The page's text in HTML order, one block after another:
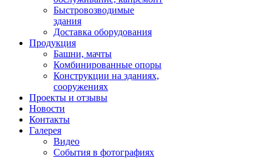
Быстровозводимые
здания
Доставка оборудования
Продукция
Башни, мачты
Комбинированные опоры
Конструкции на зданиях,
сооружениях
Проекты и отзывы
Новости
Контакты
Галерея
Видео
События в фотографиях